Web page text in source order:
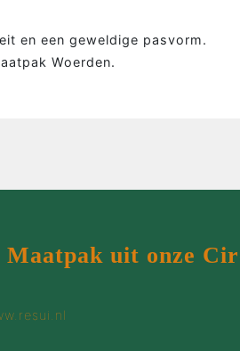
en een geweldige pasvorm.
Woerden.
Maatpak uit onze